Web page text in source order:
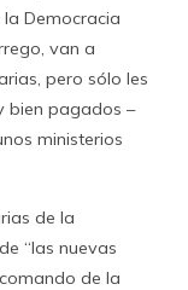
Democracia
van a
pero sólo les
bien pagados –
ministerios
de la
“las nuevas
de la